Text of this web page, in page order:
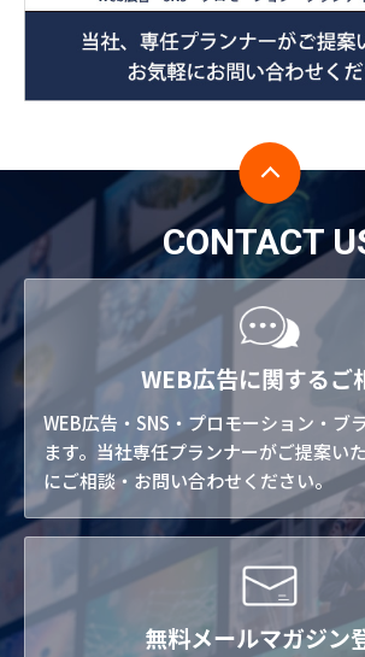
CONTACT
WEB広告に関するご
WEB広告・SNS・プロモーション・ブ
ます。当社専任プランナーがご提案い
にご相談・お問い合わせください。
無料メールマガジン